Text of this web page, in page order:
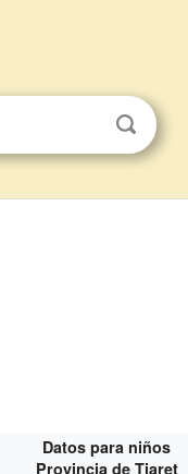
Datos para niños
Provincia de Tiaret